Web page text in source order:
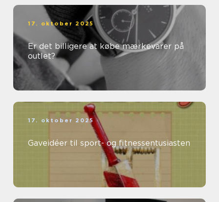
17. oktober 2025
Er det billigere at købe mærkevarer på
outlet?
17. oktober 2025
Gaveidéer til sport- og fitnessentusiasten